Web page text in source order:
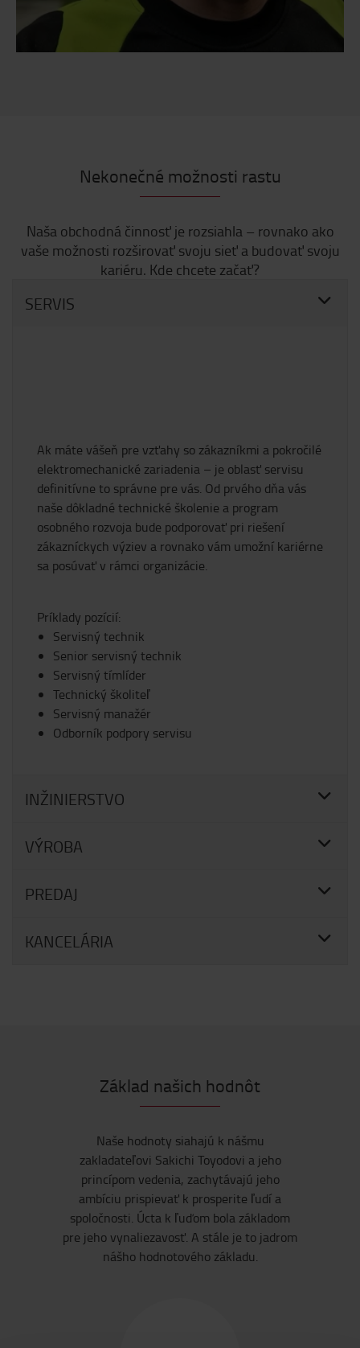
Nekonečné možnosti rastu
Naša obchodná činnosť je rozsiahla – rovnako ako
vaše možnosti rozširovať svoju sieť a budovať svoju
kariéru. Kde chcete začať?
SERVIS
Ak máte vášeň pre vzťahy so zákazníkmi a pokročilé
elektromechanické zariadenia – je oblasť servisu
definitívne to správne pre vás. Od prvého dňa vás
naše dôkladné technické školenie a program
osobného rozvoja bude podporovať pri riešení
zákazníckych výziev a rovnako vám umožní kariérne
sa posúvať v rámci organizácie.
Príklady pozícií:
Servisný technik
Senior servisný technik
Servisný tímlíder
Technický školiteľ
Servisný manažér
Odborník podpory servisu
INŽINIERSTVO
VÝROBA
PREDAJ
KANCELÁRIA
Základ našich hodnôt
Naše hodnoty siahajú k nášmu
zakladateľovi Sakichi Toyodovi a jeho
princípom vedenia, zachytávajú jeho
ambíciu prispievať k prosperite ľudí a
spoločnosti. Úcta k ľuďom bola základom
pre jeho vynaliezavosť. A stále je to jadrom
nášho hodnotového základu.